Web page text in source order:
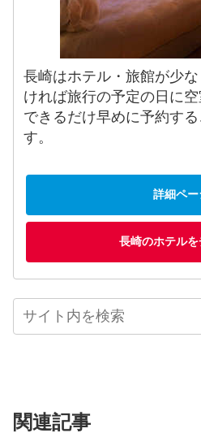
長崎はホテル・旅館が少
ければ旅行の予定の日に空
できるだけ早めに予約す
す。
詳細ペー
長崎のホテルを
関連記事